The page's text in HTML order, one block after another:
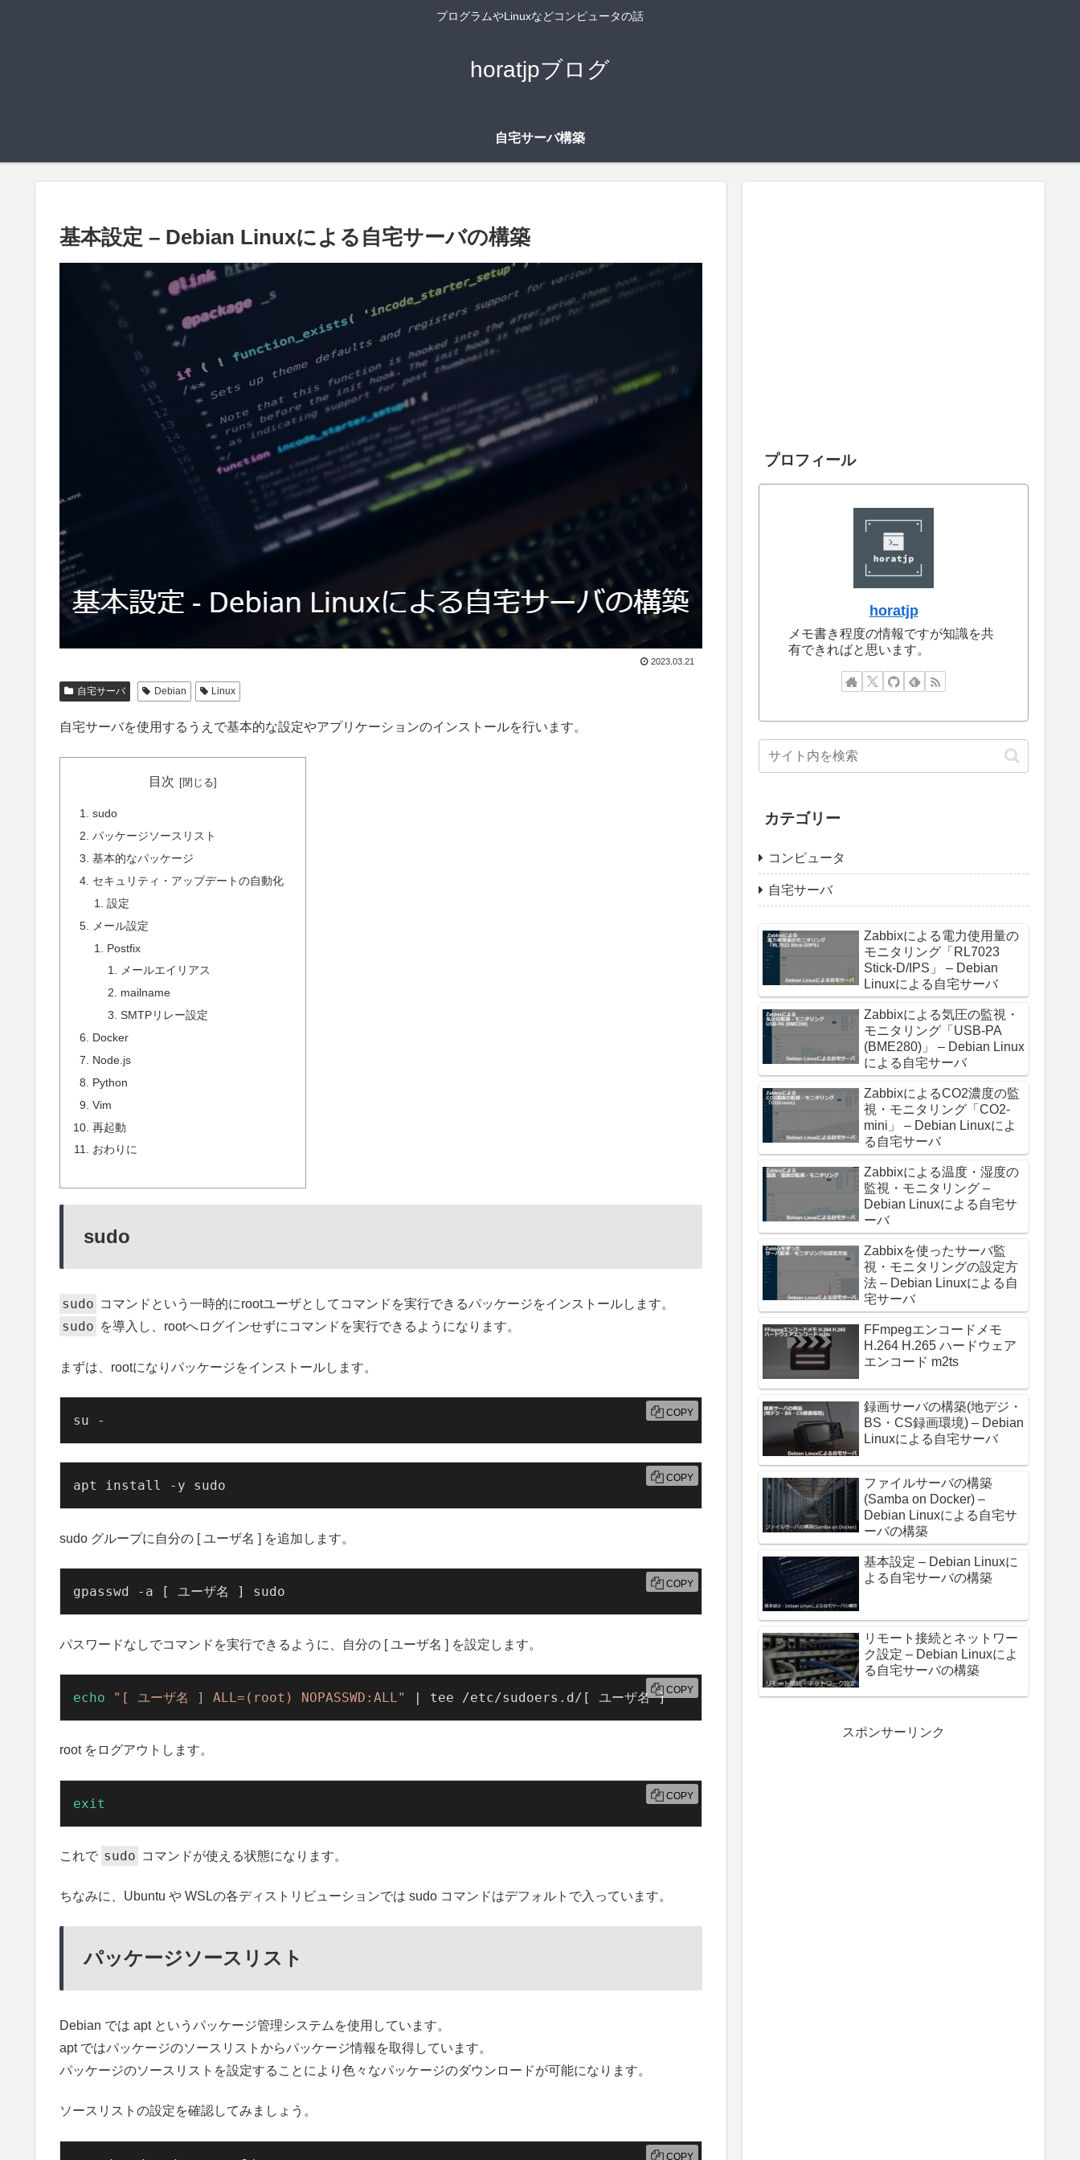
プログラムやLinuxなどコンピュータの話
horatjpブログ
自宅サーバ構築
基本設定 – Debian Linuxによる自宅サーバの構築
2023.03.21
自宅サーバ Debian Linux
自宅サーバを使用するうえで基本的な設定やアプリケーションのインストールを行います。
目次
sudo
パッケージソースリスト
基本的なパッケージ
セキュリティ・アップデートの自動化
設定
メール設定
Postfix
メールエイリアス
mailname
SMTPリレー設定
Docker
Node.js
Python
Vim
再起動
おわりに
sudo
sudo コマンドという一時的にrootユーザとしてコマンドを実行できるパッケージをインストールします。
sudo を導入し、rootへログインせずにコマンドを実行できるようになります。
まずは、rootになりパッケージをインストールします。
su - COPY
apt install -y sudo COPY
sudo グループに自分の [ ユーザ名 ] を追加します。
gpasswd -a [ ユーザ名 ] sudo COPY
パスワードなしでコマンドを実行できるように、自分の [ ユーザ名 ] を設定します。
echo "[ ユーザ名 ] ALL=(root) NOPASSWD:ALL" | tee /etc/sudoers.d/[ ユーザ名 ]COPY
root をログアウトします。
exit COPY
これで sudo コマンドが使える状態になります。
ちなみに、Ubuntu や WSLの各ディストリビューションでは sudo コマンドはデフォルトで入っています。
パッケージソースリスト
Debian では apt というパッケージ管理システムを使用しています。
apt ではパッケージのソースリストからパッケージ情報を取得しています。
パッケージのソースリストを設定することにより色々なパッケージのダウンロードが可能になります。
ソースリストの設定を確認してみましょう。
COPY
プロフィール
horatjp
メモ書き程度の情報ですが知識を共
有できればと思います。
カテゴリー
コンピュータ
自宅サーバ
Zabbixによる電力使用量の
モニタリング「RL7023
Stick-D/IPS」 – Debian
Linuxによる自宅サーバ
Zabbixによる気圧の監視・
モニタリング「USB-PA
(BME280)」 – Debian Linux
による自宅サーバ
ZabbixによるCO2濃度の監
視・モニタリング「CO2-
mini」 – Debian Linuxによ
る自宅サーバ
Zabbixによる温度・湿度の
監視・モニタリング –
Debian Linuxによる自宅サ
ーバ
Zabbixを使ったサーバ監
視・モニタリングの設定方
法 – Debian Linuxによる自
宅サーバ
FFmpegエンコードメモ
H.264 H.265 ハードウェア
エンコード m2ts
録画サーバの構築(地デジ・
BS・CS録画環境) – Debian
Linuxによる自宅サーバ
ファイルサーバの構築
(Samba on Docker) –
Debian Linuxによる自宅サ
ーバの構築
基本設定 – Debian Linuxに
よる自宅サーバの構築
リモート接続とネットワー
ク設定 – Debian Linuxによ
る自宅サーバの構築
スポンサーリンク